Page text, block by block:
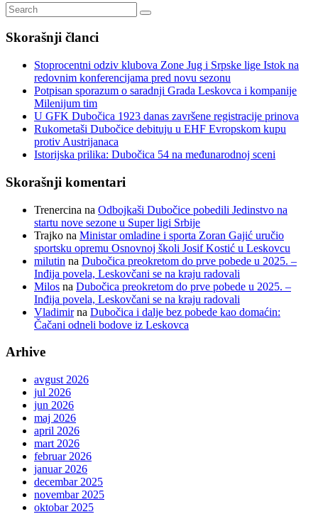
Search
for:
Search
Skorašnji članci
Stoprocentni odziv klubova Zone Jug i Srpske lige Istok na
redovnim konferencijama pred novu sezonu
Potpisan sporazum o saradnji Grada Leskovca i kompanije
Milenijum tim
U GFK Dubočica 1923 danas završene registracije prinova
Rukometaši Dubočice debituju u EHF Evropskom kupu
protiv Austrijanaca
Istorijska prilika: Dubočica 54 na međunarodnoj sceni
Skorašnji komentari
Trenercina na Odbojkaši Dubočice pobedili Jedinstvo na
startu nove sezone u Super ligi Srbije
Trajko na Ministar omladine i sporta Zoran Gajić uručio
sportsku opremu Osnovnoj školi Josif Kostić u Leskovcu
milutin na Dubočica preokretom do prve pobede u 2025. –
Inđija povela, Leskovčani se na kraju radovali
Milos na Dubočica preokretom do prve pobede u 2025. –
Inđija povela, Leskovčani se na kraju radovali
Vladimirna Dubočica i dalje bez pobede kao domaćin:
Čačani odneli bodove iz Leskovca
Arhive
avgust 2026
jul 2026
jun 2026
maj 2026
april 2026
mart 2026
februar 2026
januar 2026
decembar 2025
novembar 2025
oktobar 2025